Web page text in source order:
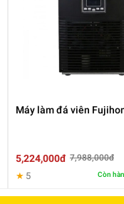
Máy làm đá viên
5,224,000đ 7,988,000đ
★ 5 Còn